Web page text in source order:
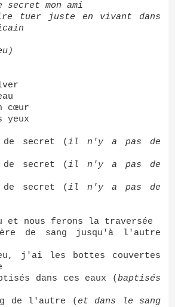
mon ami
tuer juste en vivant dans
cœur
yeux
secret (il n'y a pas de
secret (il n'y a pas de
secret (il n'y a pas de
et nous ferons la traversée
de sang jusqu'à l'autre
j'ai les bottes couvertes
dans ces eaux (baptisés
de l'autre ( et dans le sang